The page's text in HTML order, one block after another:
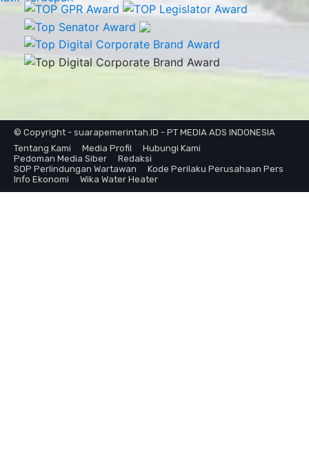
© Copyright - suarapemerintah.ID - PT MEDIA ADS INDONESIA
Tentang Kami
Media Profil
Hubungi Kami
Pedoman Media Siber
Redaksi
SOP Perlindungan Wartawan
Kode Perilaku Perusahaan Pers
Info Ekonomi
Wika Water Heater